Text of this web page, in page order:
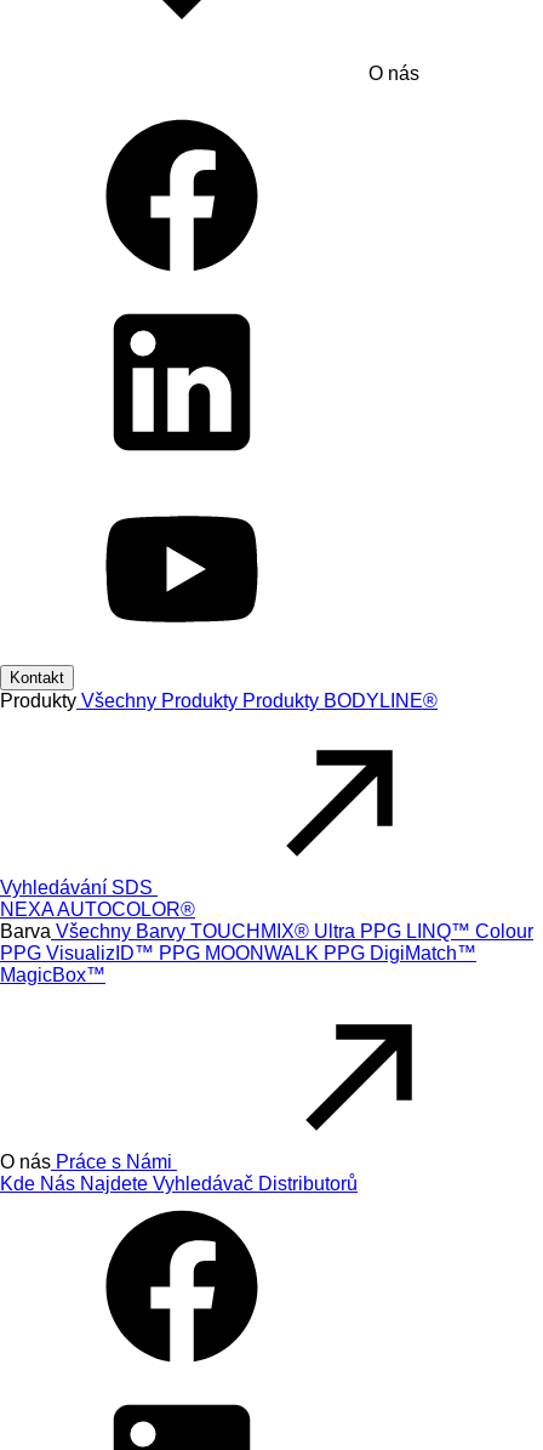
O nás
Kontakt
Produkty Všechny Produkty Produkty BODYLINE®
Vyhledávání SDS
NEXA AUTOCOLOR®
Barva Všechny Barvy TOUCHMIX® Ultra PPG LINQ™ Colour
PPG VisualizID™ PPG MOONWALK PPG DigiMatch™
MagicBox™
O nás Práce s Námi
Kde Nás Najdete Vyhledávač Distributorů